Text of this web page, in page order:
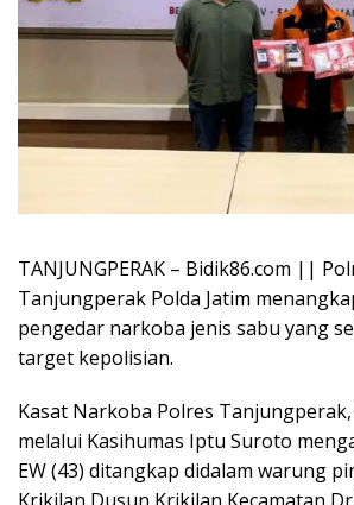
TANJUNGPERAK – Bidik86.com ||
Tanjungperak Polda Jatim
pengedar narkoba jenis sabu yang
target kepolisian.
Kasat Narkoba Polres Tanjungperak,
melalui Kasihumas Iptu Suroto
EW (43) ditangkap didalam warung
Krikilan Dusun Krikilan Kecamatan